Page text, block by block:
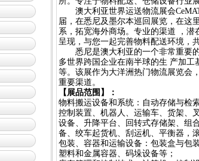
澳大利亚世界运送物流展会
届，在悉尼及墨尔本巡回展览，在这
系，拓宽海外商场。专业的渠道 ，
呈现，与您一起完善物料配送环境，
悉尼是澳大利亚的一个非常重要
多世界跨国企业在南半球的生 产加工
等。该展作为大洋洲热门物流展览会
重要渠道。
【 展品范围 】：
物料搬运设备和系统：自动存储与检
控制装置、机器人、运输车、货架、
设备、升降平台、回转式存储架、组
备、绞车起货机、刮运机、平衡器，
包装、容器和运输设备：包装盒与包
塑料和金属容器、码垛设备等；